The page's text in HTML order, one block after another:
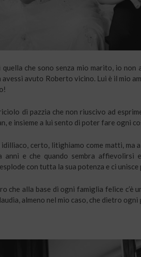
quella che sono senza mio marito, io
avuto Roberto vicino. Lui è il mio
di pazzia che non riuscivo ad
e insieme a lui sento di poter fare ogni
certo, litighiamo come matti, ma
anni e che quando sembra
con tutta la sua potenza e ci unisce
che alla base di ogni famiglia felice c’è
almeno nel mio caso, che dietro